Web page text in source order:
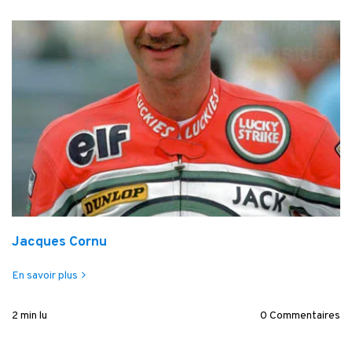
Jacques Cornu
En savoir plus
2 min lu 0 Commentaires